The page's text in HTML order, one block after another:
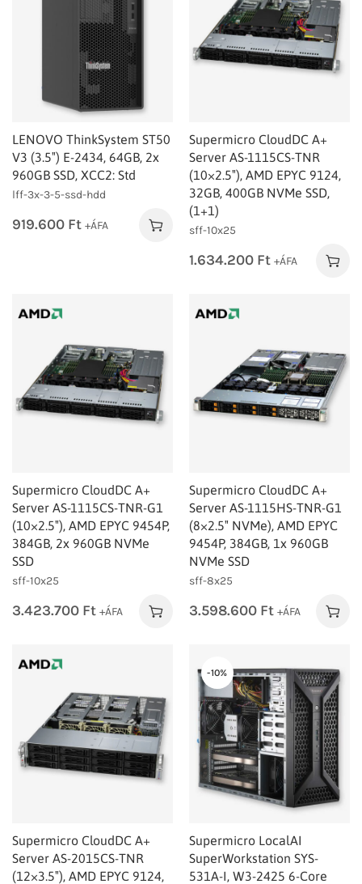
LENOVO ThinkSystem ST50
V3 (3.5″) E-2434, 64GB, 2x
960GB SSD, XCC2: Std
lff-3x-3-5-ssd-hdd
919.600 Ft +ÁFA
Supermicro CloudDC A+
Server AS-1115CS-TNR
(10×2.5″), AMD EPYC 9124,
32GB, 400GB NVMe SSD,
(1+1)
sff-10x25
1.634.200 Ft +ÁFA
Supermicro CloudDC A+
Server AS-1115CS-TNR-G1
(10×2.5″), AMD EPYC 9454P,
384GB, 2x 960GB NVMe
SSD
sff-10x25
3.423.700 Ft +ÁFA
Supermicro CloudDC A+
Server AS-1115HS-TNR-G1
(8×2.5″ NVMe), AMD EPYC
9454P, 384GB, 1x 960GB
NVMe SSD
sff-8x25
3.598.600 Ft +ÁFA
Supermicro CloudDC A+
Server AS-2015CS-TNR
(12×3.5″), AMD EPYC 9124,
-10%
Supermicro LocalAI
SuperWorkstation SYS-
531A-I, W3-2425 6-Core